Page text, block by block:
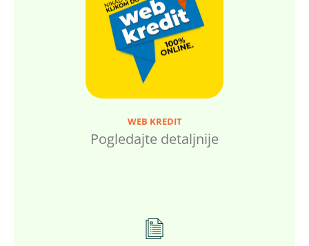
WEB KREDIT
Pogledajte detaljnije